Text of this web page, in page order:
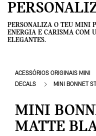
PERSONALIZA O TEU MINI
ENERGIA E CARISMA COM
ELEGANTES.
ACESSÓRIOS ORIGINAIS MINI
DECALS
MINI BONNET
MINI
MATTE